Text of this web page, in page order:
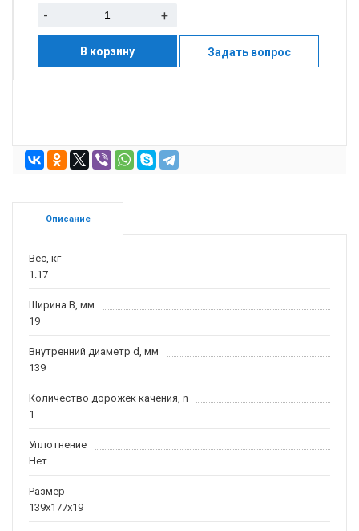
- +
В корзину Задать вопрос
Описание
Вес, кг
1.17
Ширина B, мм
19
Внутренний диаметр d, мм
139
Количество дорожек качения, n
1
Уплотнение
Нет
Размер
139x177x19